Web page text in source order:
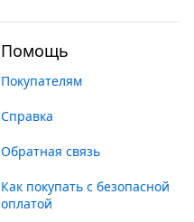
Помощь
Покупателям
Справка
Обратная связь
Как покупать с безопасной
оплатой